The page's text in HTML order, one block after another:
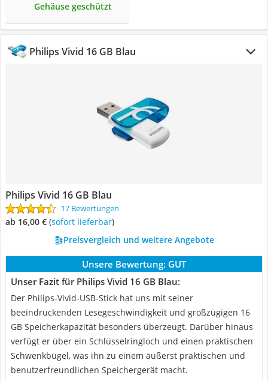
Gehäuse geschützt
Philips Vivid 16 GB Blau
Philips Vivid 16 GB Blau
17 Bewertungen
ab 16,00 € ( Sofort lieferbar)
Preisvergleich und weitere Angebote
Unsere Bewertung: GUT
Unser Fazit für Philips Vivid 16 GB Blau:
Der Philips-Vivid-USB-Stick hat uns mit seiner
beeindruckenden Lesegeschwindigkeit und großzügigen 16
GB Speicherkapazität besonders überzeugt. Darüber hinaus
verfügt er über ein Schlüsselringloch und einen praktischen
Schwenkbügel, was ihn zu einem äußerst praktischen und
benutzerfreundlichen Speichergerät macht.